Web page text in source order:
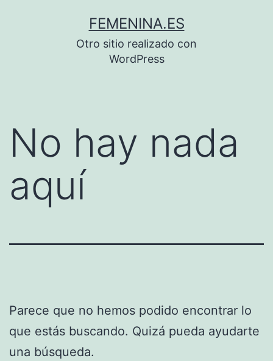
FEMENINA.ES
Otro sitio realizado con
WordPress
No hay nada
aquí
Parece que no hemos podido encontrar lo
que estás buscando. Quizá pueda ayudarte
una búsqueda.